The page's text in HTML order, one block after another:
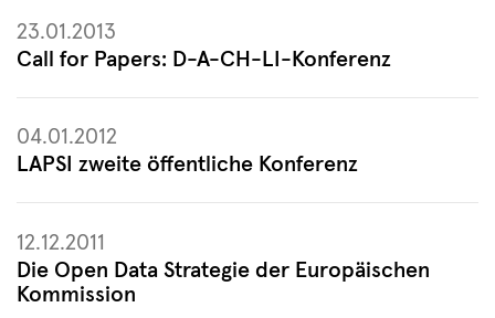
Call for Papers: D-A-CH-LI-Konferenz
23.01.2013
LAPSI zweite öffentliche Konferenz
04.01.2012
Die Open Data Strategie der Europäischen
Kommission
12.12.2011